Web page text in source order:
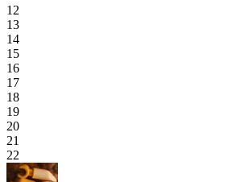
12
13
14
15
16
17
18
19
20
21
22